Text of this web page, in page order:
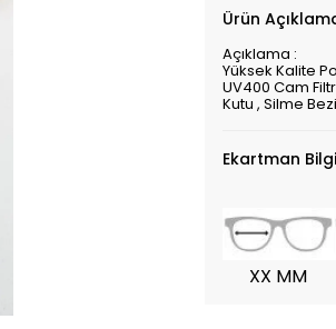
Ürün
Açıklama :
Yüksek Kalite
UV400 Cam
Kutu , Silme
Ekartman
XX MM